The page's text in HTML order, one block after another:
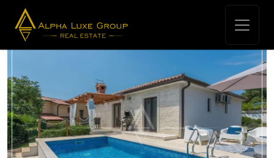
Real Estate for sale -